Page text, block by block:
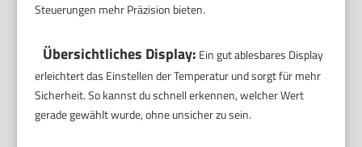
Steuerungen mehr Präzision bieten.
Übersichtliches Display: Ein gut ablesbares Display
erleichtert das Einstellen der Temperatur und sorgt für mehr
Sicherheit. So kannst du schnell erkennen, welcher Wert
gerade gewählt wurde, ohne unsicher zu sein.